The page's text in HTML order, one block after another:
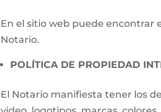
En el sitio web puede encontrar
Notario.
POLÍTICA DE PROPIEDAD
El Notario manifiesta tener los